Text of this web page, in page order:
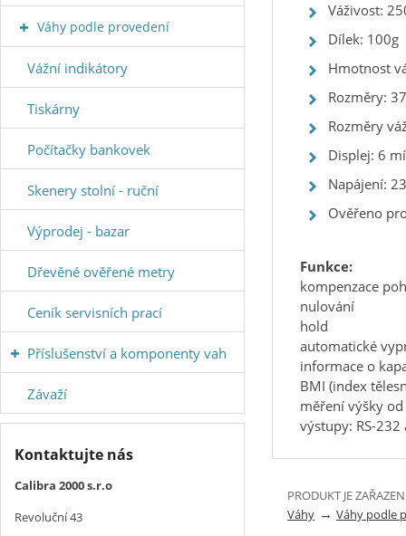
Váživost:
Dílek: 100g
Hmotnost
Rozměry:
Rozměry
Displej: 6
Napájení:
Ověřeno
Funkce:
kompenzace
nulování
hold
automatické
informace o
BMI (index
měření výšky
výstupy: RS-
PRODUKT JE
Váhy → Váhy podle
Váhy podle provedení
Vážní indikátory
Tiskárny
Počítačky bankovek
Skenery stolní - ruční
Výprodej - bazar
Dřevěné ověřené metry
Ceník servisních prací
Příslušenství a komponenty vah
Závaží
Kontaktujte nás
Calibra 2000 s.r.o
Revoluční 43